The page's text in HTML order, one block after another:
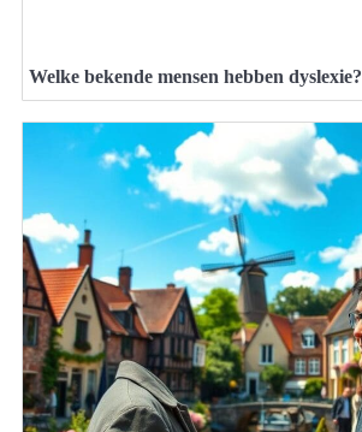
Welke bekende mensen hebben dyslexie?